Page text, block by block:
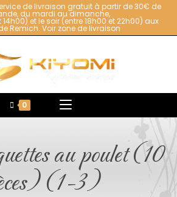
de livraison gratuit à partir de 30€ de
du mardi au dimanche,
14h00) et le soir (entre 18h00 et 22h00) aux
Remich. Voir zone de livraison
0
au poulet (10
(1-3)